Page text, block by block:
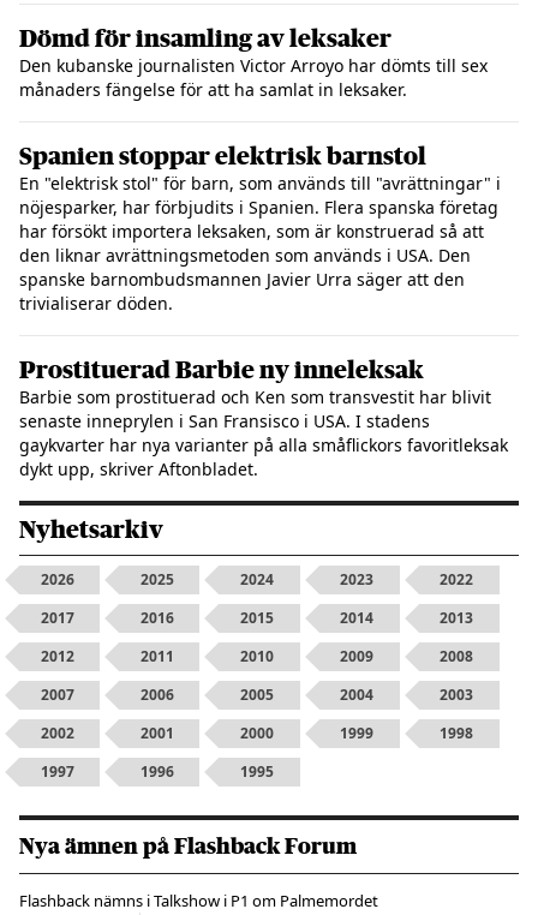
Dömd för insamling av leksaker
Den kubanske journalisten Victor Arroyo har dömts till sex
månaders fängelse för att ha samlat in leksaker.
Spanien stoppar elektrisk barnstol
En "elektrisk stol" för barn, som används till "avrättningar" i
nöjesparker, har förbjudits i Spanien. Flera spanska företag
har försökt importera leksaken, som är konstruerad så att
den liknar avrättningsmetoden som används i USA. Den
spanske barnombudsmannen Javier Urra säger att den
trivialiserar döden.
Prostituerad Barbie ny inneleksak
Barbie som prostituerad och Ken som transvestit har blivit
senaste inneprylen i San Fransisco i USA. I stadens
gaykvarter har nya varianter på alla småflickors favoritleksak
dykt upp, skriver Aftonbladet.
Nyhetsarkiv
2026 2025 2024 2023
2022
2017
2016 2015 2014
2013
2012
2011 2010 2009
2008
2007
2006 2005 2004
2003
2002
2001 2000 1999
1998
1997
1996 1995
Nya ämnen på Flashback Forum
Flashback nämns i Talkshow i P1 om Palmemordet